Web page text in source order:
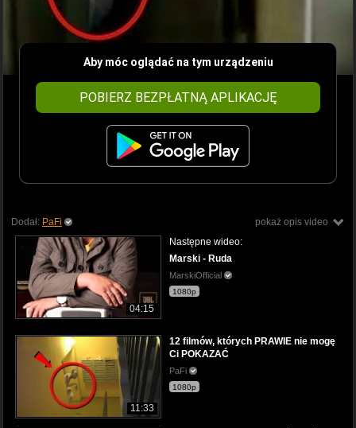
Aby móc oglądać na tym urządzeniu
POBIERZ BEZPŁATNĄ APLIKACJĘ
pokaż opis video
Dodał: PaFi
04:15
Następne wideo:
Marski - Ruda
MarskiOfficial
1080p
11:33
12 filmów, których PRAWIE nie mogę
Ci POKAZAĆ
PaFi
1080p